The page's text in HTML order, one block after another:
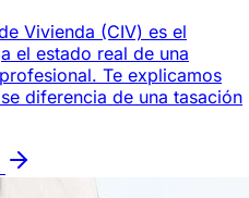
Vivienda (CIV) es el
el estado real de una
Te explicamos
diferencia de una tasación